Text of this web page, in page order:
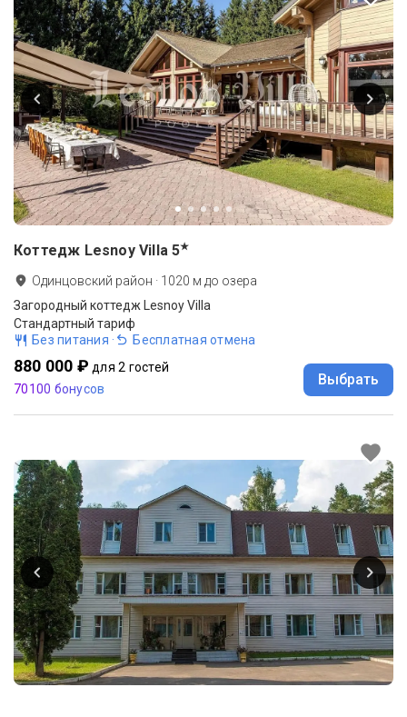
Коттедж Lesnoy Villa 5★
Одинцовский район · 1020 м до озера
Загородный коттедж Lesnoy Villa
Стандартный тариф
Без питания · Бесплатная отмена
880 000 ₽ для 2 гостей
70100 бонусов
Выбрать